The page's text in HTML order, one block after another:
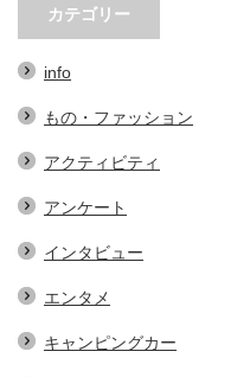
択…
カテゴリー
info
もの・ファッション
アクティビティ
アンケート
インタビュー
エンタメ
キャンピングカー